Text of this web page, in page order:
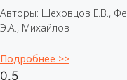
Авторы: Шеховцов Е.В.,
Э.А., Михайлов
Подробнее >>